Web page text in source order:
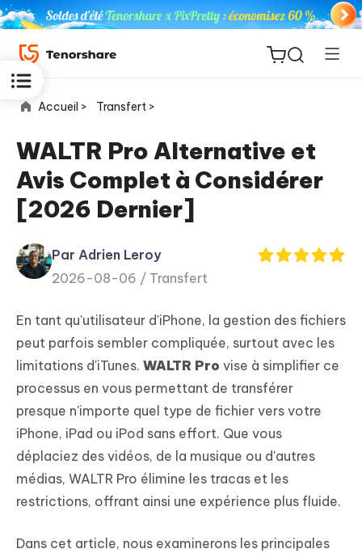
for iOS
PDNob
PDF
New
iAnyGo
Accueil > Transfert >
WALTR Pro Alternative et
Avis Complet à Considérer
[2026 Dernier]
Par Adrien Leroy
2026-08-06 / Transfert
En tant qu'utilisateur d'iPhone, la gestion des fichiers
peut parfois sembler compliquée, surtout avec les
limitations d'iTunes. WALTR Pro vise à simplifier ce
processus en vous permettant de transférer
presque n'importe quel type de fichier vers votre
iPhone, iPad ou iPod sans effort. Que vous
déplaciez des vidéos, de la musique ou d'autres
médias, WALTR Pro élimine les tracas et les
restrictions, offrant ainsi une expérience plus fluide.
Dans cet article, nous examinerons les principales